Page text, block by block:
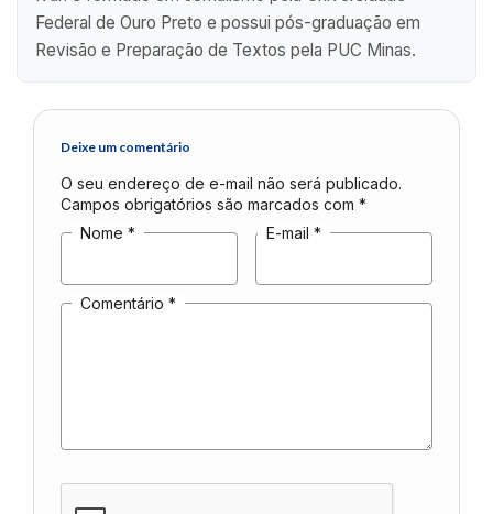
Federal de Ouro Preto e possui pós-graduação em
Revisão e Preparação de Textos pela PUC Minas.
Deixe um comentário
O seu endereço de e-mail não será publicado.
Campos obrigatórios são marcados com *
Nome * E-mail *
Comentário *